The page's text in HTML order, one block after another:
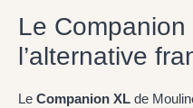
Le
l’alternative
Le Companion XL de